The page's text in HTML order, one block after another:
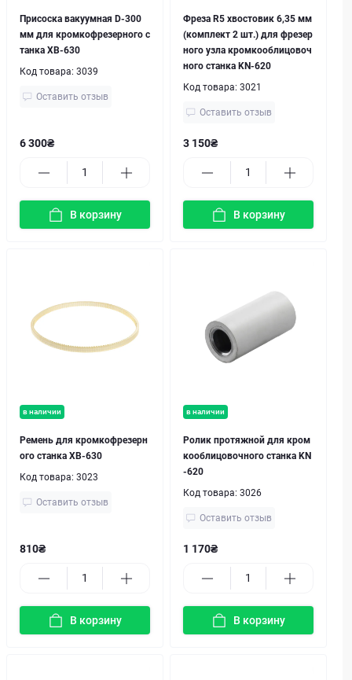
Присоска вакуумная D-300
мм для кромкофрезерного с
танка XB-630
Код товара: 3039
Оставить отзыв
6 300₴
В корзину
Фреза R5 хвостовик 6,35 мм
(комплект 2 шт.) для фрезер
ного узла кромкооблицовоч
ного станка KN-620
Код товара: 3021
Оставить отзыв
3 150₴
В корзину
в наличии
Ремень для кромкофрезерн
ого станка XB-630
Код товара: 3023
Оставить отзыв
810₴
В корзину
в наличии
Ролик протяжной для кром
кооблицовочного станка KN
-620
Код товара: 3026
Оставить отзыв
1 170₴
В корзину